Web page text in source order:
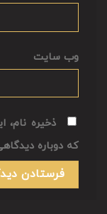
وب‌ سایت
ذخیره نام،
که دوباره